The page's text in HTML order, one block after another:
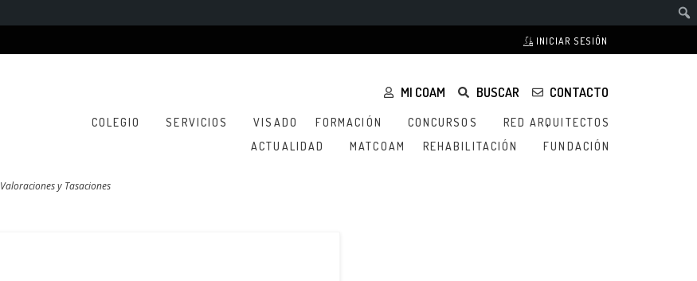
INICIAR SESIÓN
MI COAM BUSCAR CONTACTO
COLEGIO SERVICIOS VISADO FORMACIÓN CONCURSOS
RED ARQUITECTOS
ACTUALIDAD
MATCOAM REHABILITACIÓN FUNDACIÓN
Valoraciones y Tasaciones